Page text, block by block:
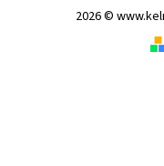
2026 ©